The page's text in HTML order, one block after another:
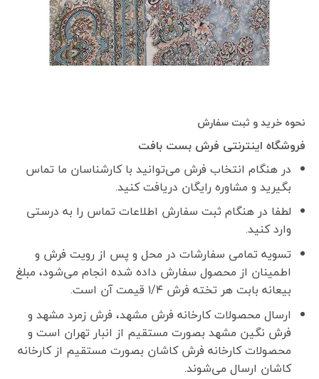
نحوه خرید و ثبت سفارش
فروشگاه اینترنتی فرش بست بافت
در هنگام انتخاب فرش می‌توانید با کارشناسان ما تماس
بگیرید و مشاوره رایگان دریافت کنید.
لطفا در هنگام ثبت سفارش اطلاعات تماس را به درستی
وارد کنید.
تسویه تمامی سفارشات در محل و پس از رویت فرش و
اطمینان از محصول سفارش داده شده انجام می‌شود، مبلغ
بیعانه بابت هر تخته فرش ۱/۴ قیمت آن است.
ارسال محصولات کارخانه فرش مشهد، فرش زمرد مشهد و
فرش نگین مشهد بصورت مستقیم از انبار تهران است و
محصولات کارخانه فرش کاشان بصورت مستقیم از کارخانه
کاشان ارسال می‌شوند.